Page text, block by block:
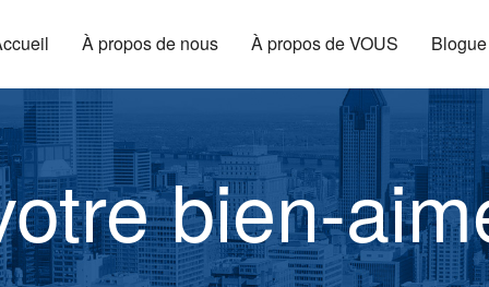
À propos de nous À propos de VOUS Blogue
bien-